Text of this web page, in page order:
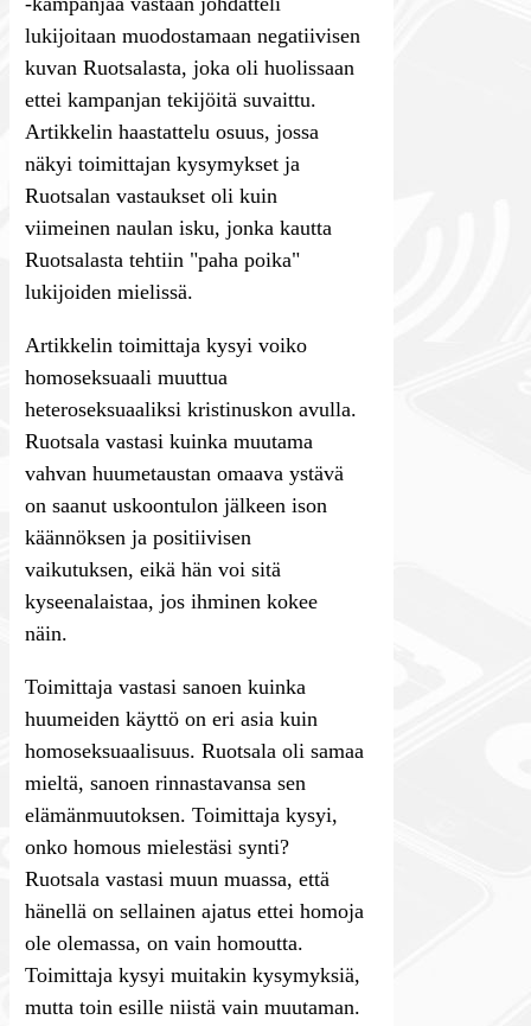
lukijoitaan muodostamaan negatiivisen
kuvan Ruotsalasta, joka oli huolissaan
ettei kampanjan tekijöitä suvaittu.
Artikkelin haastattelu osuus, jossa
näkyi toimittajan kysymykset ja
Ruotsalan vastaukset oli kuin
viimeinen naulan isku, jonka kautta
Ruotsalasta tehtiin "paha poika"
lukijoiden mielissä.
Artikkelin toimittaja kysyi voiko
homoseksuaali muuttua
heteroseksuaaliksi kristinuskon avulla.
Ruotsala vastasi kuinka muutama
vahvan huumetaustan omaava ystävä
on saanut uskoontulon jälkeen ison
käännöksen ja positiivisen
vaikutuksen, eikä hän voi sitä
kyseenalaistaa, jos ihminen kokee
näin.
Toimittaja vastasi sanoen kuinka
huumeiden käyttö on eri asia kuin
homoseksuaalisuus. Ruotsala oli samaa
mieltä, sanoen rinnastavansa sen
elämänmuutoksen. Toimittaja kysyi,
onko homous mielestäsi synti?
Ruotsala vastasi muun muassa, että
hänellä on sellainen ajatus ettei homoja
ole olemassa, on vain homoutta.
Toimittaja kysyi muitakin kysymyksiä,
mutta toin esille niistä vain muutaman.